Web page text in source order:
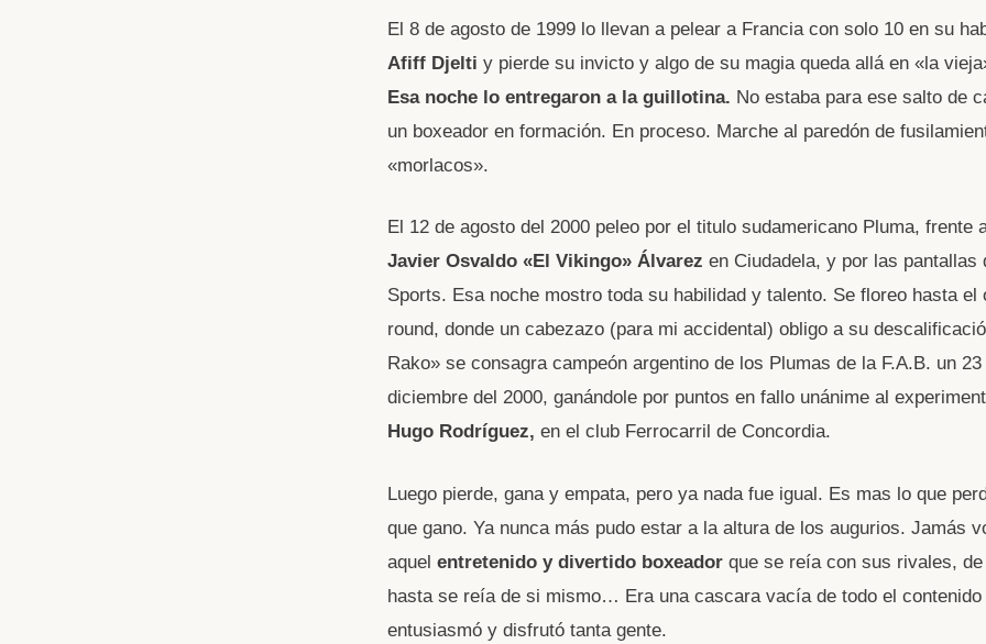
El 8 de agosto de 1999 lo llevan a pelear a Francia con solo 10 en su
Afiff Djelti y pierde su invicto y algo de su magia queda allá en «la
Esa noche lo entregaron a la guillotina. No estaba para ese salto de
un boxeador en formación. En proceso. Marche al paredón de
«morlacos».
El 12 de agosto del 2000 peleo por el titulo sudamericano Pluma, frente
Javier Osvaldo «El Vikingo» Álvarez en Ciudadela, y por las pantallas
Sports. Esa noche mostro toda su habilidad y talento. Se floreo hasta el
round, donde un cabezazo (para mi accidental) obligo a su
Rako» se consagra campeón argentino de los Plumas de la F.A.B. un 23
diciembre del 2000, ganándole por puntos en fallo unánime al
Hugo Rodríguez, en el club Ferrocarril de Concordia.
Luego pierde, gana y empata, pero ya nada fue igual. Es mas lo que
que gano. Ya nunca más pudo estar a la altura de los augurios. Jamás
aquel entretenido y divertido boxeador que se reía con sus rivales,
hasta se reía de si mismo… Era una cascara vacía de todo el contenido
entusiasmó y disfrutó tanta gente.